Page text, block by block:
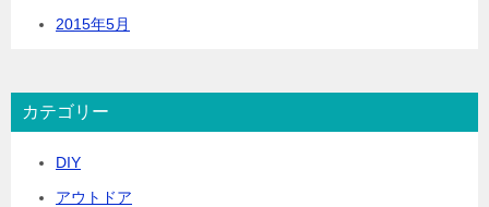
2015年5月
カテゴリー
DIY
アウトドア